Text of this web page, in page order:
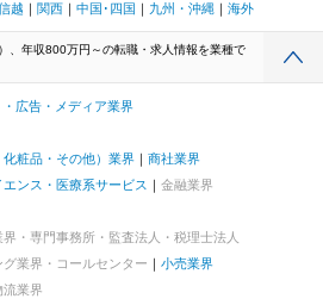
越 関西 中国･四国 九州・沖縄 海外
、年収800万円～の転職・求人情報を業種で
広告・メディア業界
化粧品・その他）業界
商社業界
ンス・医療系サービス
金融業界
・専門事務所・監査法人・税理士法人
業界・コールセンター
小売業界
流業界